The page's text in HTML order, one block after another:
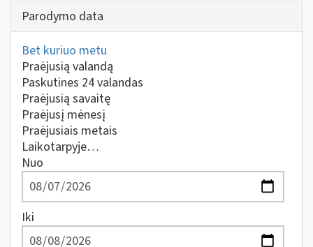
Parodymo data
Bet kuriuo metu
Praėjusią valandą
Paskutines 24 valandas
Praėjusią savaitę
Praėjusį mėnesį
Praėjusiais metais
Laikotarpyje…
Nuo
Iki